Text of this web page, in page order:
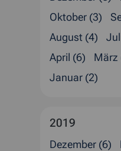
Oktober (3)
August (4)
April (6)
März
Januar (2)
2019
Dezember (6)